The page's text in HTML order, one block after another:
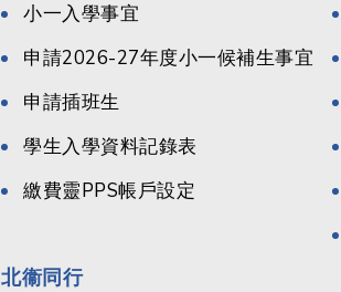
小一入學事宜
申請2026-27年度小一候補生事宜
申請插班生
學生入學資料記錄表
繳費靈PPS帳戶設定
北衞同行